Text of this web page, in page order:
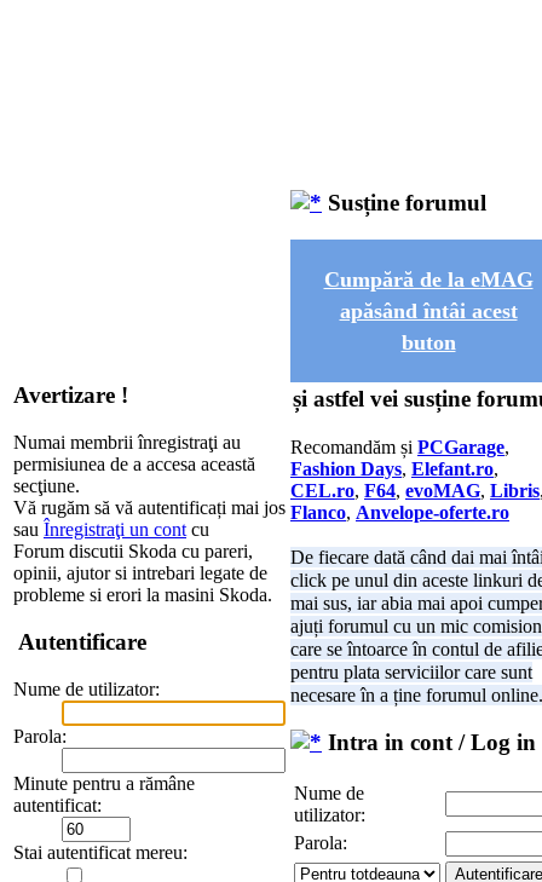
Avertizare !
Numai membrii înregistraţi au
permisiunea de a accesa această
secţiune.
Vă rugăm să vă autentificați mai jos
sau Înregistraţi un cont cu
Forum discutii Skoda cu pareri,
opinii, ajutor si intrebari legate de
probleme si erori la masini Skoda.
Autentificare
Nume de utilizator:
Parola:
Minute pentru a rămâne
autentificat:
Stai autentificat mereu:
Susține forumul
Cumpără de la eMAG
apăsând întâi acest
buton
și astfel vei susține
Recomandăm și PCGarage,
Fashion Days, Elefant.ro,
CEL.ro, F64, evoMAG, Libris
Flanco, Anvelope-oferte.ro
De fiecare dată când dai mai
click pe unul din aceste linkuri
mai sus, iar abia mai apoi
ajuți forumul cu un mic comision
care se întoarce în contul de
pentru plata serviciilor care sunt
necesare în a ține forumul online.
Intra in cont / Log in
Nume de
utilizator:
Parola: